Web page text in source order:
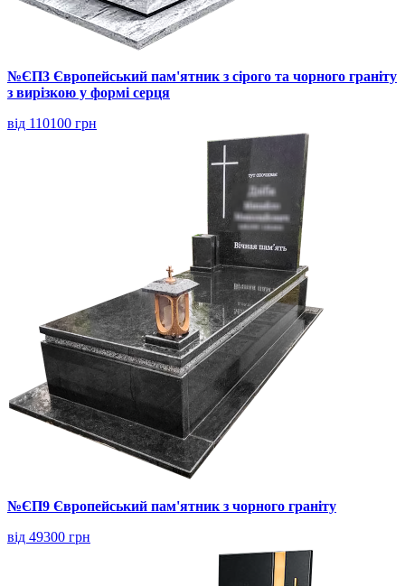
№ЄП3 Європейський пам'ятник з сірого та чорного граніту
з вирізкою у формі серця
від 110100 грн
№ЄП9 Європейський пам'ятник з чорного граніту
від 49300 грн